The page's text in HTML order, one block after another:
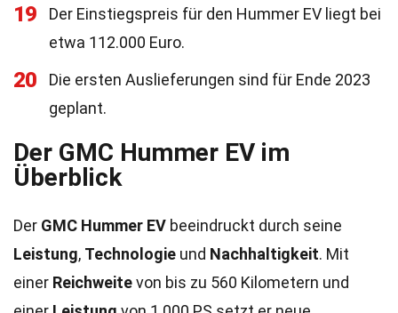
19
Der Einstiegspreis für den Hummer EV liegt bei
etwa 112.000 Euro.
20
Die ersten Auslieferungen sind für Ende 2023
geplant.
Der GMC Hummer EV im
Überblick
Der GMC Hummer EV beeindruckt durch seine
Leistung, Technologie und Nachhaltigkeit. Mit
einer Reichweitevon bis zu 560 Kilometern und